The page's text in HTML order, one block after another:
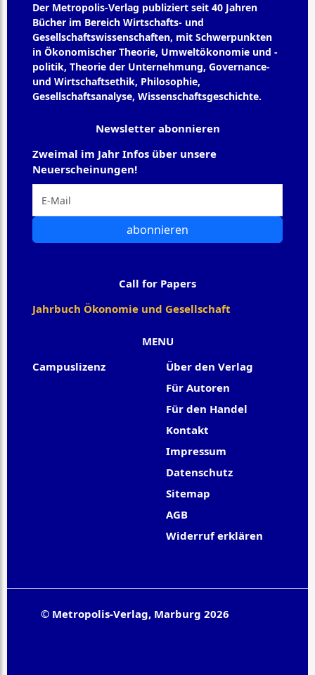
Der Metropolis-Verlag publiziert seit 40 Jahren
Bücher im Bereich Wirtschafts- und
Gesellschaftswissenschaften, mit Schwerpunkten
in Ökonomischer Theorie, Umweltökonomie und -
politik, Theorie der Unternehmung, Governance-
und Wirtschaftsethik, Philosophie,
Gesellschaftsanalyse, Wissenschaftsgeschichte.
MENU
Campuslizenz
Über den Verlag
Für Autoren
Für den Handel
Kontakt
Impressum
Datenschutz
Sitemap
AGB
Widerruf erklären
Newsletter abonnieren
Zweimal im Jahr Infos über unsere
Neuerscheinungen!
abonnieren
Call for Papers
Jahrbuch Ökonomie und Gesellschaft
© Metropolis-Verlag, Marburg 2026